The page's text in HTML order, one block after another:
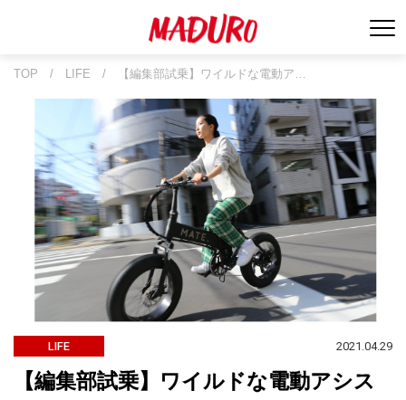
TOP / LIFE / 【編集部試乗】ワイルドな電動ア…
LIFE 2021.04.29
【編集部試乗】ワイルドな電動アシス